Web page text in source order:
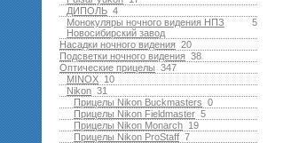
4
ДИПОЛЬ
5
Монокуляры ночного видения НПЗ
Новосибирский завод
20
Насадки ночного видения
38
Подсветки ночного видения
347
Оптические прицелы
10
MINOX
31
Nikon
0
Прицелы Nikon Buckmasters
5
Прицелы Nikon Fieldmaster
19
Прицелы Nikon Monarch
7
Прицелы Nikon ProStaff